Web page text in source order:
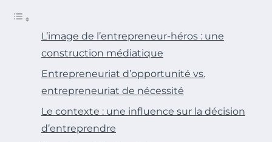
L’image de l’entrepreneur-héros : une
construction médiatique
Entrepreneuriat d’opportunité vs.
entrepreneuriat de nécessité
Le contexte : une influence sur la décision
d’entreprendre